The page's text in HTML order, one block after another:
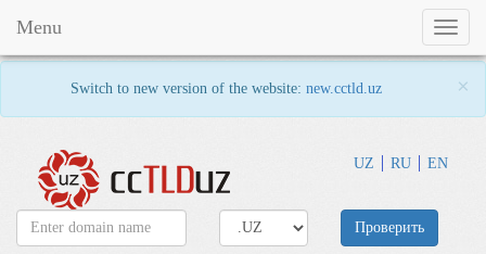
Switch to new version of the website: new.cctld.uz ×
UZ RU EN
Toggle
Menu
Проверить